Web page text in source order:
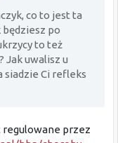
co to jest ta
po
to też
Jak uwalisz u
siadzie Ci refleks
przez